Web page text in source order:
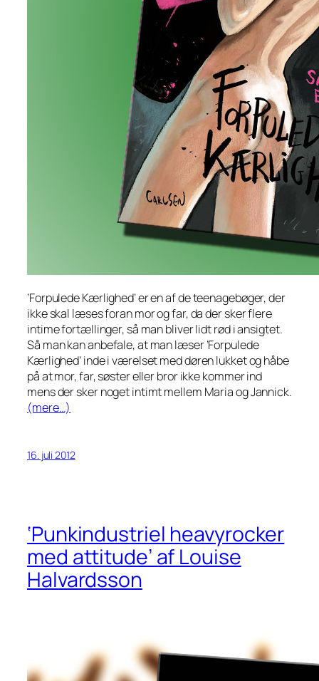
’Forpulede Kærlighed’ er en af de teenagebøger, der
ikke skal læses foran mor og far, da der sker flere
intime fortællinger, så man bliver lidt rød i ansigtet.
Så man kan anbefale, at man læser ’Forpulede
Kærlighed’ inde i værelset med døren lukket og håbe
på at mor, far, søster eller bror ikke kommer ind
mens der sker noget intimt mellem Maria og Jannick.
(mere…)
16. juli 2012
‘Punkindustriel heavyrocker
med attitude’ af Louise
Halvardsson